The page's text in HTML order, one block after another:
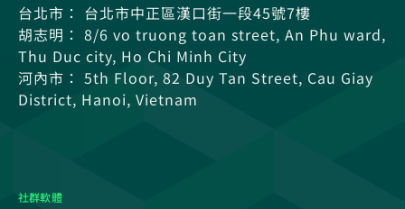
台北市： 台北市中正區漢口街一段45號7樓
胡志明： 8/6 vo truong toan street, An Phu ward,
Thu Duc city, Ho Chi Minh City
河內市： 5th Floor, 82 Duy Tan Street, Cau Giay
District, Hanoi, Vietnam
社群軟體